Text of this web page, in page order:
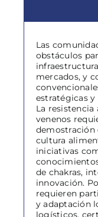
Las
obstáculos
mercados, y
estratégicas
La resistencia
venenos
demostración
cultura
iniciativas
de chakras,
innovación.
requieren
y adaptación
logísticos,